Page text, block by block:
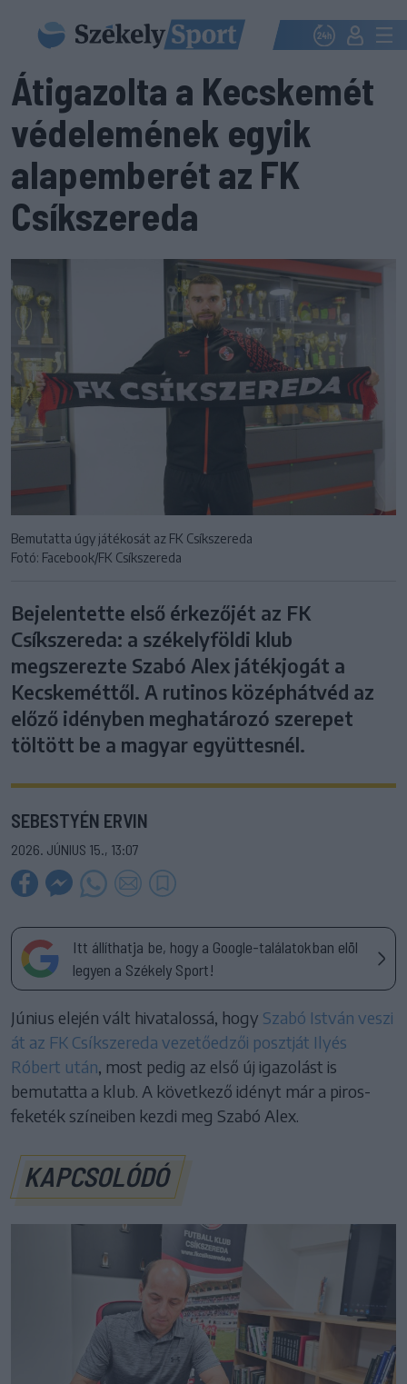
Átigazolta a Kecskemét
védelemének egyik
alapemberét az FK
Csíkszereda
Bemutatta úgy játékosát az FK Csíkszereda
Fotó: Facebook/FK Csíkszereda
Bejelentette első érkezőjét az FK
Csíkszereda: a székelyföldi klub
megszerezte Szabó Alex játékjogát a
Kecskeméttől. A rutinos középhátvéd az
előző idényben meghatározó szerepet
töltött be a magyar együttesnél.
SEBESTYÉN ERVIN
2026. JÚNIUS 15., 13:07
Itt állíthatja be, hogy a Google-találatokban elöl
legyen a Székely Sport!
Június elején vált hivatalossá, hogy Szabó István veszi
át az FK Csíkszereda vezetőedzői posztját Ilyés
Róbert után , most pedig az első új igazolást is
bemutatta a klub. A következő idényt már a piros-
feketék színeiben kezdi meg Szabó Alex.
KAPCSOLÓDÓ